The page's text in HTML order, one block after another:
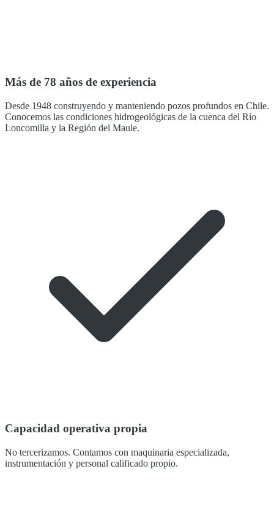
Más de 78 años de experiencia
Desde 1948 construyendo y manteniendo pozos profundos en Chile.
Conocemos las condiciones hidrogeológicas de la cuenca del Río
Loncomilla y la Región del Maule.
Capacidad operativa propia
No tercerizamos. Contamos con maquinaria especializada,
instrumentación y personal calificado propio.